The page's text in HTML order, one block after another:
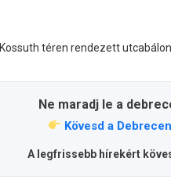
téren rendezett
Ne maradj le a
Kövesd a
A legfrissebb hírekért